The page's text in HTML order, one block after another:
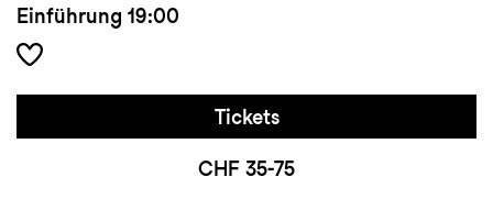
Einführung 19:00
Tickets
CHF 35-75